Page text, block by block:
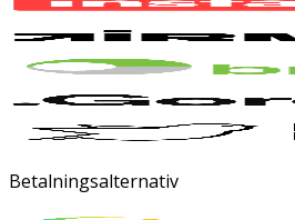
Betalningsalternativ